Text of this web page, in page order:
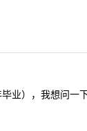
业），我想问一